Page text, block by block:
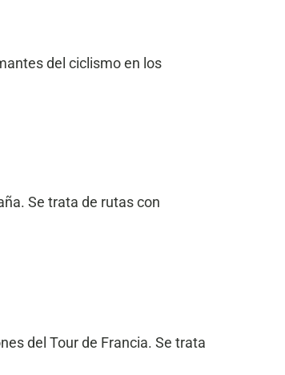
del ciclismo en los
Se trata de rutas con
del Tour de Francia. Se trata